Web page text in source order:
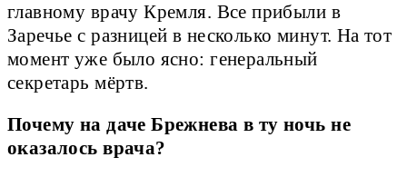
главному врачу Кремля. Все прибыли в
Заречье с разницей в несколько минут. На тот
момент уже было ясно: генеральный
секретарь мёртв.
Почему на даче Брежнева в ту ночь не
оказалось врача?